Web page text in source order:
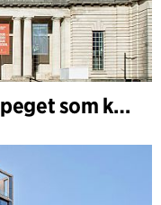
C.F. Møller Architects udpeget som konceptarkitekt for udviklingen af National Museum Cardiff